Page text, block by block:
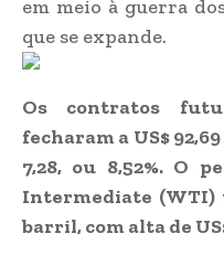
em meio à guerra
que se expande.
Os contratos
fecharam a US$
7,28, ou 8,52%. O
Intermediate (WTI)
barril, com alta de